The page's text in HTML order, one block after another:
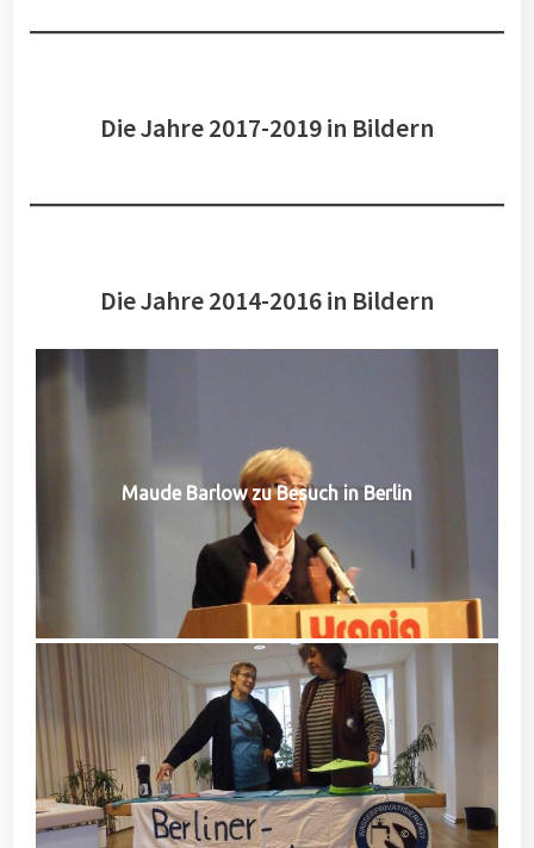
Die Jahre 2017-2019 in Bildern
Die Jahre 2014-2016 in Bildern
Maude Barlow zu Besuch in Berlin